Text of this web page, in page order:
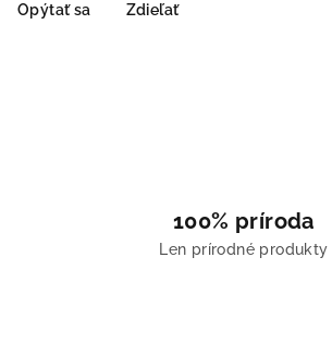
Opýtať sa Zdieľať
100% príroda
Len prírodné produkty